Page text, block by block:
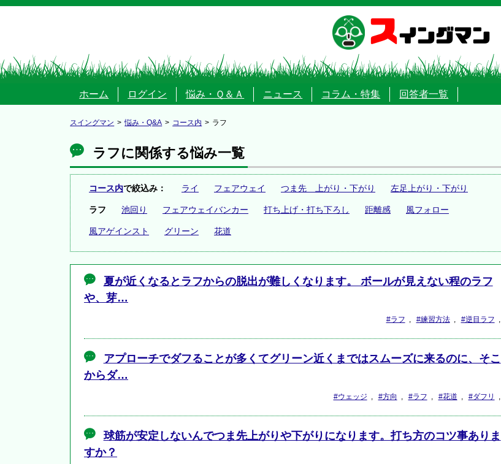
スイングマン
ホーム ログイン 悩み・Ｑ＆Ａ ニュース コラム・特集 回答者一覧
スイングマン 悩み・Q&A コース内 ラフ
ラフに関係する悩み一覧
コース内で絞込み： ライ フェアウェイ つま先 上がり・下がり 左足上がり・下がり
ラフ 池回り フェアウェイバンカー 打ち上げ・打ち下ろし 距離感 風フォロー
風アゲインスト グリーン 花道
夏が近くなるとラフからの脱出が難しくなります。 ボールが見えない程のラフ
や、芽…
#ラフ , #練習方法 , #逆目ラフ ,
アプローチでダフることが多くてグリーン近くまではスムーズに来るのに、そこ
からダ…
#ウェッジ , #方向 , #ラフ , #花道 , #ダフリ ,
球筋が安定しないんでつま先上がりや下がりになります。打ち方のコツ事ありま
すか？